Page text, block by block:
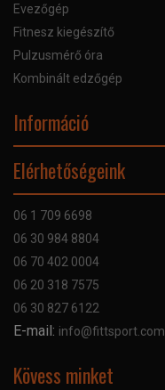
Evezőgép
Fitnesz kiegészítő
Pulzusmérő óra
Kombinált edzőgép
Információ
Bankkártyás fizetés
Adatvédelmi nyilatkozat
Elérhetőségeink
06 1 709 6698
06 30 984 8804
06 70 402 0004
06 20 318 7575
06 30 827 6122
E-mail: info@fittsport.com
Kövess minket